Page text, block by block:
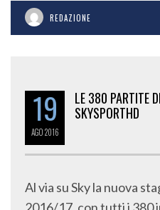
REDAZIONE
19
AGO2016
LE 380 PARTITE
SKYSPORTHD
Al via su Sky la nuova